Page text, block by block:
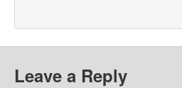
Leave a Reply